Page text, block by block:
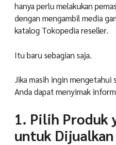
hanya perlu melakukan
dengan mengambil media
katalog Tokopedia reseller.
Itu baru sebagian saja.
Jika masih ingin mengetahui
Anda dapat menyimak
1. Pilih Produk
untuk Dijualkan